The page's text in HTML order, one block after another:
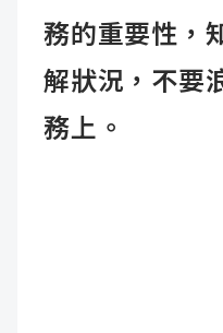
務的重要性，
解狀況，不要
務上。